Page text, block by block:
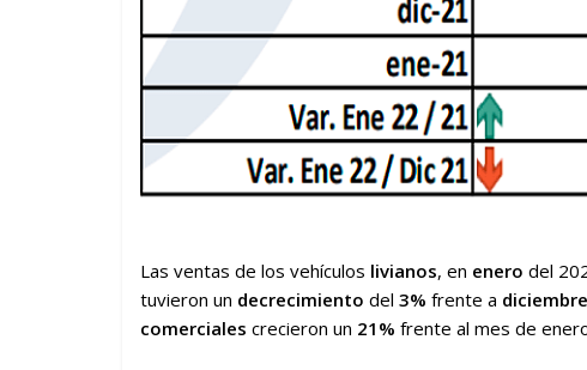
Las ventas de los vehículos livianos, en enero del
tuvieron un decrecimiento del 3% frente a diciembre
comerciales crecieron un 21% frente al mes de